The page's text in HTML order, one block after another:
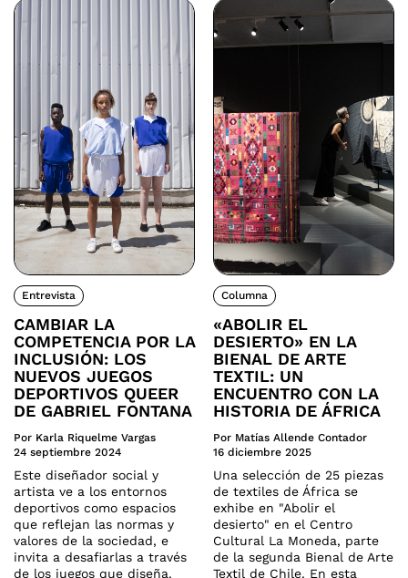
Entrevista
CAMBIAR LA
COMPETENCIA POR LA
INCLUSIÓN: LOS
NUEVOS JUEGOS
DEPORTIVOS QUEER
DE GABRIEL FONTANA
Por Karla Riquelme Vargas
24 septiembre 2024
Este diseñador social y
artista ve a los entornos
deportivos como espacios
que reflejan las normas y
valores de la sociedad, e
invita a desafiarlas a través
de los juegos que diseña.
Columna
«ABOLIR EL
DESIERTO» EN LA
BIENAL DE ARTE
TEXTIL: UN
ENCUENTRO CON LA
HISTORIA DE ÁFRICA
Por Matías Allende Contador
16 diciembre 2025
Una selección de 25 piezas
de textiles de África se
exhibe en "Abolir el
desierto" en el Centro
Cultural La Moneda, parte
de la segunda Bienal de Arte
Textil de Chile. En esta